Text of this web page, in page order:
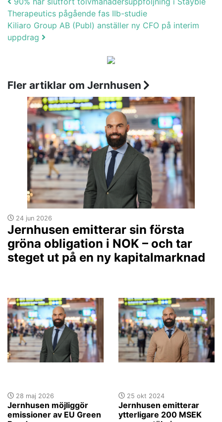
Post navigation
Therapeutics pågående fas IIb-studie
Kiliaro Group AB (Publ) anställer ny CFO på interim
uppdrag
Fler artiklar om Jernhusen
24 jun 2026
Jernhusen emitterar sin första
gröna obligation i NOK – och tar
steget ut på en ny kapitalmarknad
28 maj 2026
Jernhusen möjliggör
emissioner av EU Green
25 okt 2024
Jernhusen emitterar
ytterligare 200 MSEK